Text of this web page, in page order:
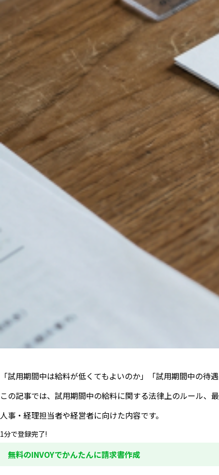
「試用期間中は給料が低くてもよいのか」「試用期間中の
この記事では、試用期間中の給料に関する法律上のルール、
人事・経理担当者や経営者に向けた内容です。
1分で登録完了!
無料のINVOYでかんたんに請求書作成